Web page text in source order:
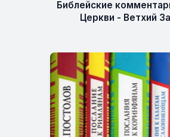
Библейские
Церкви - Ветхий